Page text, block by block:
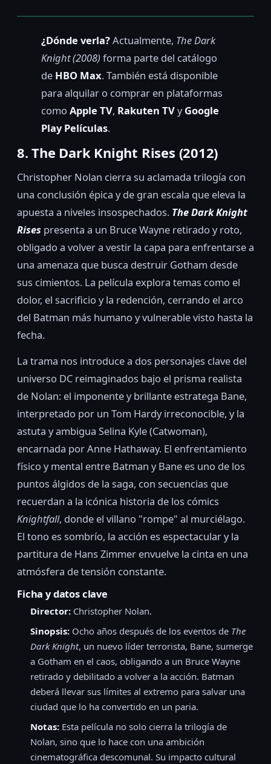
¿Dónde verla?Actualmente, The Dark
Knight (2008) forma parte del catálogo
de HBO Max. También está disponible
para alquilar o comprar en plataformas
como Apple TV, Rakuten TVyGoogle
Play Películas.
8. The Dark Knight Rises (2012)
Christopher Nolan cierra su aclamada trilogía con
una conclusión épica y de gran escala que eleva la
apuesta a niveles insospechados. The Dark Knight
Rises presenta a un Bruce Wayne retirado y roto,
obligado a volver a vestir la capa para enfrentarse a
una amenaza que busca destruir Gotham desde
sus cimientos. La película explora temas como el
dolor, el sacrificio y la redención, cerrando el arco
del Batman más humano y vulnerable visto hasta la
fecha.
La trama nos introduce a dos personajes clave del
universo DC reimaginados bajo el prisma realista
de Nolan: el imponente y brillante estratega Bane,
interpretado por un Tom Hardy irreconocible, y la
astuta y ambigua Selina Kyle (Catwoman),
encarnada por Anne Hathaway. El enfrentamiento
físico y mental entre Batman y Bane es uno de los
puntos álgidos de la saga, con secuencias que
recuerdan a la icónica historia de los cómics
Knightfall, donde el villano "rompe" al murciélago.
El tono es sombrío, la acción es espectacular y la
partitura de Hans Zimmer envuelve la cinta en una
atmósfera de tensión constante.
Ficha y datos clave
Director: Christopher Nolan.
Sinopsis: Ocho años después de los eventos de The
Dark Knight, un nuevo líder terrorista, Bane, sumerge
a Gotham en el caos, obligando a un Bruce Wayne
retirado y debilitado a volver a la acción. Batman
deberá llevar sus límites al extremo para salvar una
ciudad que lo ha convertido en un paria.
Notas: Esta película no solo cierra la trilogía de
Nolan, sino que lo hace con una ambición
cinematográfica descomunal. Su impacto cultural